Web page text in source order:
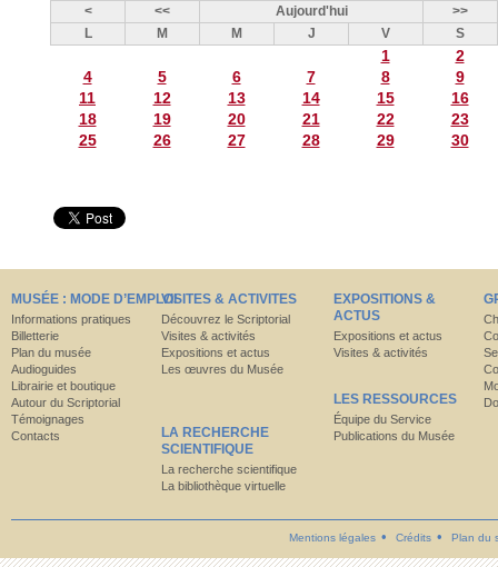
< << Aujourd'hui
>>
L
M M J V S
1
2
4
5 6 7 8
9
11
12 13 14 15
16
18
19 20 21 22
23
25
26 27 28 29 30
MUSÉE : MODE D’EMPLOI
Informations pratiques
Billetterie
Plan du musée
Audioguides
Librairie et boutique
Autour du Scriptorial
Témoignages
Contacts
VISITES & ACTIVITES
Découvrez le Scriptorial
Visites & activités
Expositions et actus
Les œuvres du Musée
LA RECHERCHE
SCIENTIFIQUE
La recherche scientifique
La bibliothèque virtuelle
EXPOSITIONS &
ACTUS
Expositions et actus
Visites & activités
LES RESSOURCES
Équipe du Service
Publications du Musée
Mentions légales Crédits Plan du